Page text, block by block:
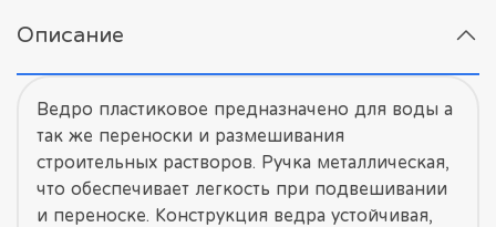
Описание
Ведро пластиковое предназначено для воды а
так же переноски и размешивания
строительных растворов. Ручка металлическая,
что обеспечивает легкость при подвешивании
и переноске. Конструкция ведра устойчивая,